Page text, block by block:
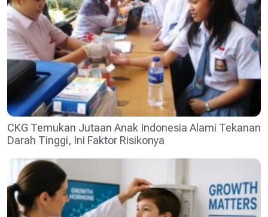
CKG Temukan Jutaan Anak Indonesia Alami Tekanan
Darah Tinggi, Ini Faktor Risikonya